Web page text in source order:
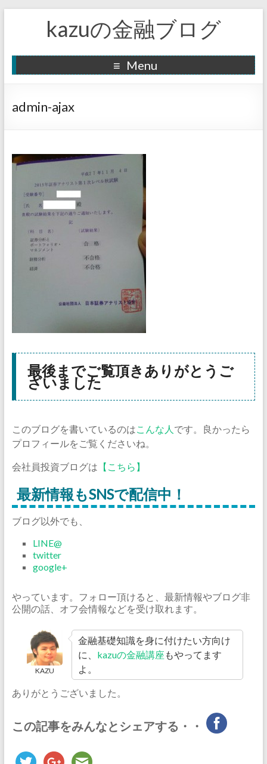
kazuの金融ブログ
Menu
admin-ajax
最後までご覧頂きありがとうご
ざいました
このブログを書いているのはこんな人 です。良かったら
プロフィールをご覧くださいね。
会社員投資ブログは 【こちら】
最新情報もSNSで配信中！
ブログ以外でも、
LINE@
twitter
google+
やっています。フォロー頂けると、最新情報やブログ非
公開の話、オフ会情報などを受け取れます。
KAZU
金融基礎知識を身に付けたい方向け
に、 kazuの金融講座 もやってます
よ。
ありがとうございました。
この記事をみんなとシェアする・・